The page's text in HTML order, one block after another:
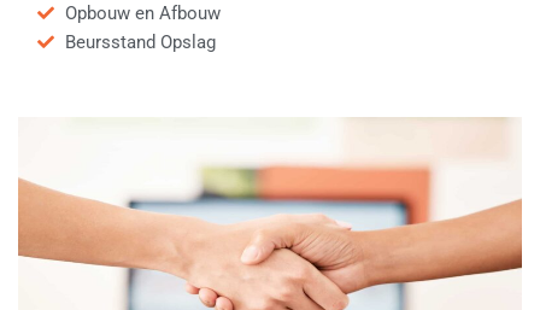
Opbouw en Afbouw
Beursstand Opslag